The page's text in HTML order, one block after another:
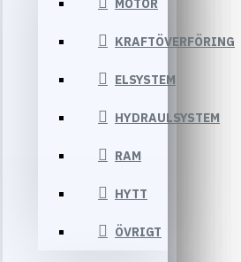
MOTOR
KRAFTÖVERFÖRING
ELSYSTEM
HYDRAULSYSTEM
RAM
HYTT
ÖVRIGT